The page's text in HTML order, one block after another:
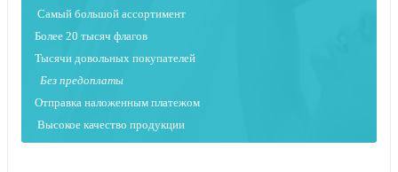
Самый большой ассортимент
Более 20 тысяч флагов
Тысячи довольных покупателей
Без предоплаты
Отправка наложенным платежом
Высокое качество продукции